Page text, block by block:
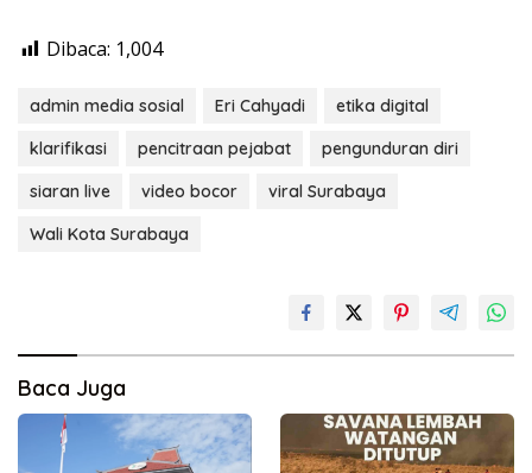
Dibaca: 1,004
admin media sosial Eri Cahyadi
etika digital
klarifikasi
pencitraan pejabat
pengunduran diri
siaran live
video bocor
viral Surabaya
Wali Kota Surabaya
Baca Juga